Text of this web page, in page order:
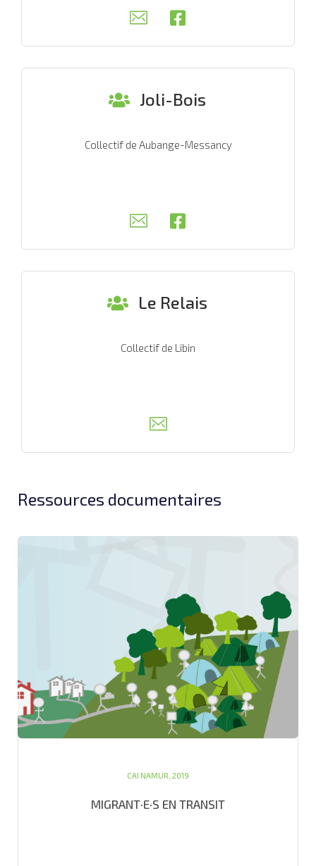
Joli-Bois
Collectif de Aubange-Messancy
Le Relais
Collectif de Libin
Ressources documentaires
CAI NAMUR, 2019
MIGRANT·E·S EN TRANSIT